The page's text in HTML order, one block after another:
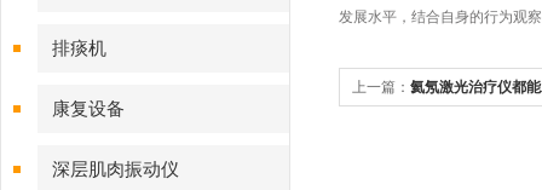
排痰机
康复设备
深层肌肉振动仪
发展水平，结合自身的行为观
上一篇： 氦氖激光治疗仪都